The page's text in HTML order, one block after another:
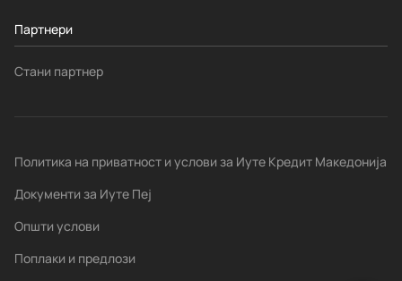
Партнери
Стани партнер
Политика на приватност и услови за Иуте Кредит Македонија
Документи за Иуте Пеј
Општи услови
Поплаки и предлози